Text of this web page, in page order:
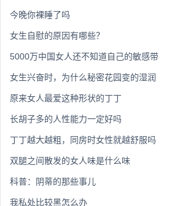
今晚你裸睡了吗
女生自慰的原因有哪些？
5000万中国女人还不知道自己的敏感带
女生兴奋时，为什么秘密花园变的湿润
原来女人最爱这种形状的丁丁
长胡子多的人性能力一定好吗
丁丁越大越粗，同房时女性就越舒服吗
双腿之间散发的女人味是什么味
科普：阴蒂的那些事儿
我私处比较黑怎么办